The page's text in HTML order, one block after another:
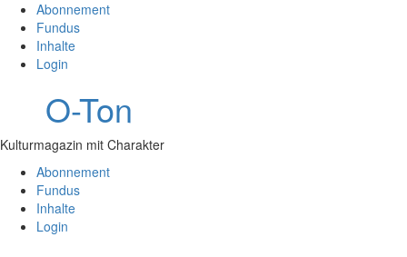
Abonnement
Fundus
Inhalte
Login
O-Ton
Kulturmagazin mit Charakter
Abonnement
Fundus
Inhalte
Login